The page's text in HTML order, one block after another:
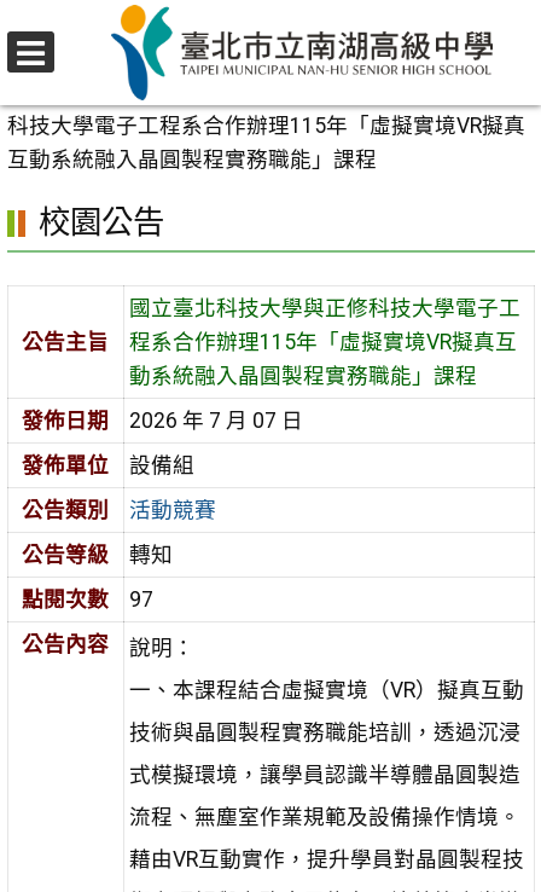
至
要
內
校園公告
科技大學電子工程系合作辦理115年「虛擬實境VR擬真
互動系統融入晶圓製程實務職能」課程
校園公告
公告主旨
國立臺北科技大學與正修科技大學電子工
程系合作辦理115年「虛擬實境VR擬真互
動系統融入晶圓製程實務職能」課程
發佈日期
2026 年 7 月 07 日
發佈單位
設備組
公告類別
活動競賽
公告等級
轉知
點閱次數
97
公告內容
說明：
一、本課程結合虛擬實境（VR）擬真互動
技術與晶圓製程實務職能培訓，透過沉浸
式模擬環境，讓學員認識半導體晶圓製造
流程、無塵室作業規範及設備操作情境。
藉由VR互動實作，提升學員對晶圓製程技
選
單